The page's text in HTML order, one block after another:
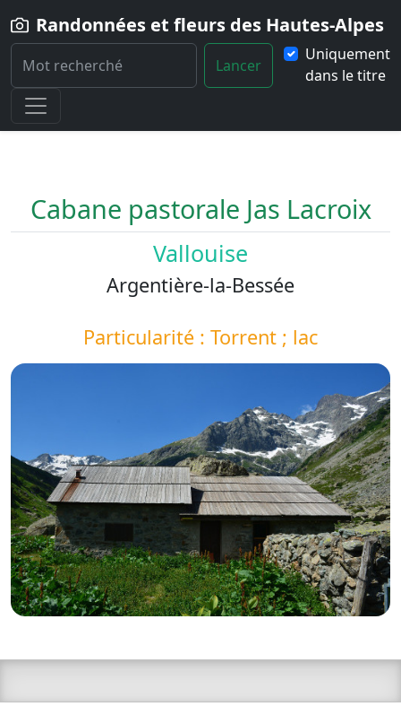
Randonnées et fleurs des Hautes-Alpes
Lancer
Uniquement
dans le titre
Home
Paysage Cabane-pastorale-Jas-Lacroix
Cabane pastorale Jas Lacroix
Vallouise
Argentière-la-Bessée
Particularité : Torrent ; lac